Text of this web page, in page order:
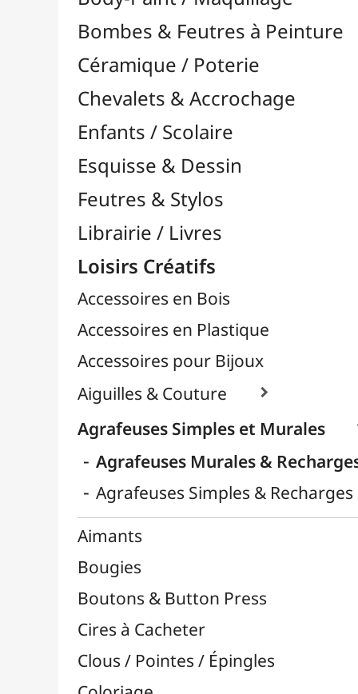
Feutres & Stylos
Librairie / Livres
Loisirs Créatifs
Accessoires en Bois
Accessoires en Plastique
Accessoires pour Bijoux
Aiguilles & Couture

Agrafeuses Simples et Murales 
Agrafeuses Murales & Recharges
Agrafeuses Simples & Recharges
Aimants
Bougies
Cires à Cacheter
Clous / Pointes / Épingles
Crochets & Portes-Clés
Crochets de Tricot
Divers
Effets Oxydation / Rouille
Feuilles Métallisées & Foils
Feutrines & Caoutchouc Mousse
Fil Nylon & Elastiques
Fleurs en Papier & Décors
Horlogerie - Mécanismes & Aiguilles
Masques
Massicots & Lames
Mosaïque